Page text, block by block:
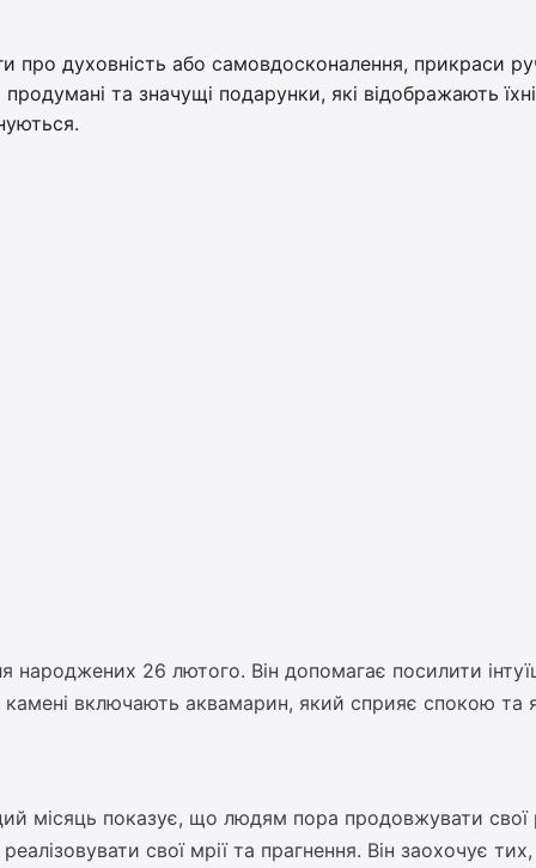
про духовність або самовдосконалення, прикраси
та значущі подарунки, які відображають
26 лютого. Він допомагає посилити
включають аквамарин, який сприяє спокою та
місяць показує, що людям пора продовжувати свої
свої мрії та прагнення. Він заохочує